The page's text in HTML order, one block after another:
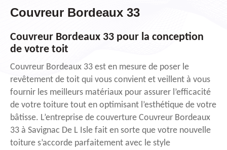
Couvreur Bordeaux 33
Couvreur Bordeaux 33 pour la conception
de votre toit
Couvreur Bordeaux 33 est en mesure de poser le
revêtement de toit qui vous convient et veillent à vous
fournir les meilleurs matériaux pour assurer l’efficacité
de votre toiture tout en optimisant l’esthétique de votre
bâtisse. L’entreprise de couverture Couvreur Bordeaux
33 à Savignac De L Isle fait en sorte que votre nouvelle
toiture s’accorde parfaitement avec le style